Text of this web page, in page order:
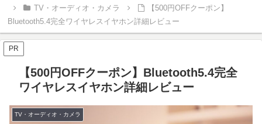
TV・オーディオ・カメラ
【500円OFFクーポン】
Bluetooth5.4完全ワイヤレスイヤホン詳細レビュー
PR
【500円OFFクーポン】Bluetooth5.4完全
ワイヤレスイヤホン詳細レビュー
TV・オーディオ・カメラ